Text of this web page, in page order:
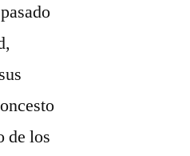
de los